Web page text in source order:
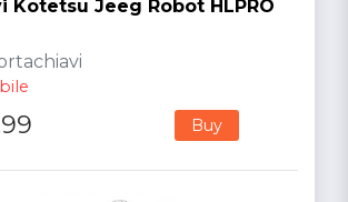
Kotetsu Jeeg Robot HLPRO
Buy